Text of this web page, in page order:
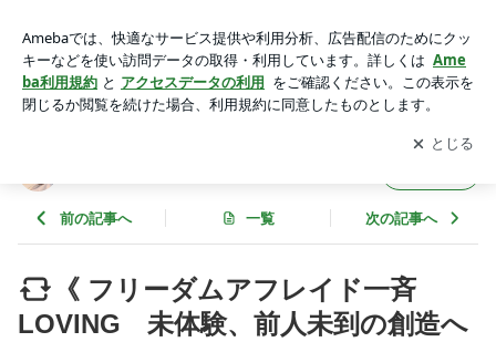
造への恐れ解消 》 | Freedom Destiny ヒーリング開発実践ブロ
アプリをダウンロードして ブログの更新通知
を受け取りまし
ょう。
開く
前の記事へ 一覧 次の記事へ
《 フリーダムアフレイド一斉
LOVING 未体験、前人未到の創造へ